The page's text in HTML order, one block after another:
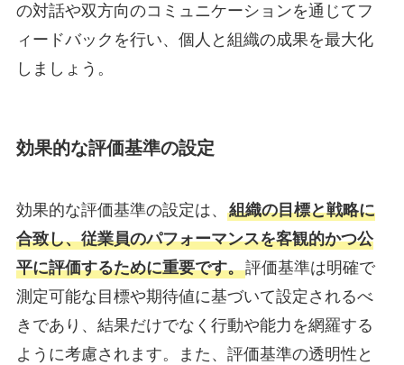
の対話や双方向のコミュニケーションを通じてフ
ィードバックを行い、個人と組織の成果を最大化
しましょう。
効果的な評価基準の設定
効果的な評価基準の設定は、 組織の目標と戦略に
合致し、従業員のパフォーマンスを客観的かつ公
平に評価するために重要です。評価基準は明確で
測定可能な目標や期待値に基づいて設定されるべ
きであり、結果だけでなく行動や能力を網羅する
ように考慮されます。また、評価基準の透明性と